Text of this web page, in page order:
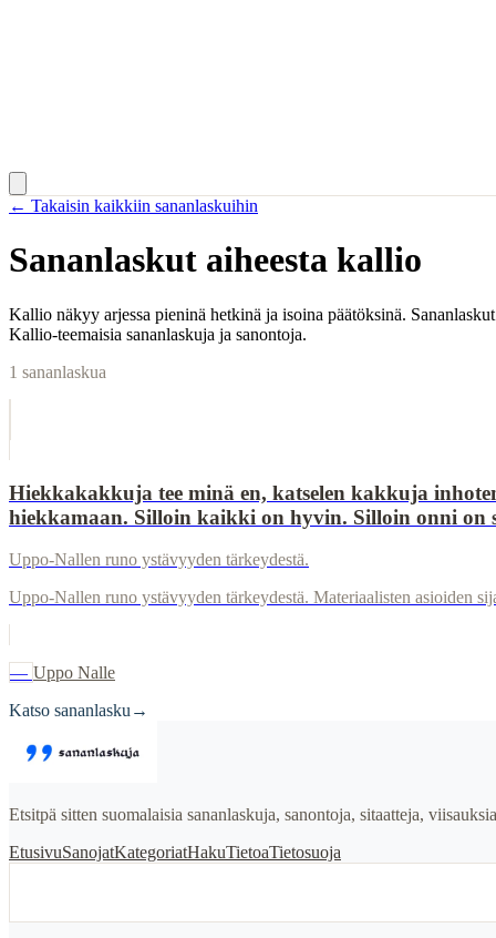
← Takaisin kaikkiin sananlaskuihin
Sananlaskut aiheesta kallio
Kallio näkyy arjessa pieninä hetkinä ja isoina päätöksinä.
Kallio-teemaisia sananlaskuja ja sanontoja.
1 sananlaskua
Hiekkakakkuja tee minä en, katselen kakkuja
hiekkamaan. Silloin kaikki on hyvin. Silloin onni on
Uppo-Nallen runo ystävyyden tärkeydestä.
Uppo-Nallen runo ystävyyden tärkeydestä. Materiaalisten asioiden
— Uppo Nalle
Katso sananlasku →
Etsitpä sitten suomalaisia sananlaskuja, sanontoja, sitaatteja,
EtusivuSanojatKategoriatHakuTietoaTietosuoja